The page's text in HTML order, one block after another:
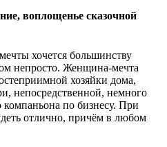
воплощенье сказочной
хочется большинству
непросто. Женщина-мечта
хозяйки дома,
непосредственной, немного
по бизнесу. При
отлично, причём в любом